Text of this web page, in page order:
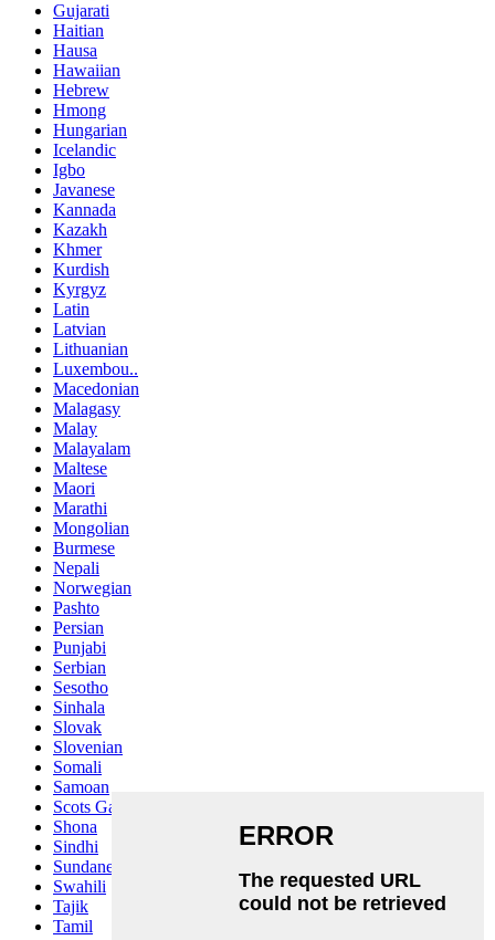
Gujarati
Haitian
Hausa
Hawaiian
Hebrew
Hmong
Hungarian
Icelandic
Igbo
Javanese
Kannada
Kazakh
Khmer
Kurdish
Kyrgyz
Latin
Latvian
Lithuanian
Luxembou..
Macedonian
Malagasy
Malay
Malayalam
Maltese
Maori
Marathi
Mongolian
Burmese
Nepali
Norwegian
Pashto
Persian
Punjabi
Serbian
Sesotho
Sinhala
Slovak
Slovenian
Somali
Samoan
Scots Gaelic
Shona
Sindhi
Sundanese
Swahili
Tajik
Tamil